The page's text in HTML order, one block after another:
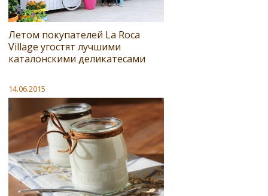
Летом покупателей La Roca
Village угостят лучшими
каталонскими деликатесами
14.06.2015